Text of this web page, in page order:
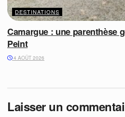
DESTINATIONS
Camargue : une parenthèse
Peint
4 AOÛT 2026
Laisser un